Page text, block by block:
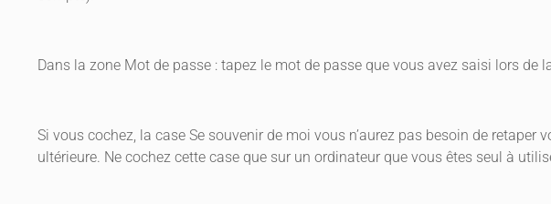
Dans la zone Mot de passe : tapez le mot de passe que vous avez saisi lors de
Si vous cochez, la case Se souvenir de moi vous n’aurez pas besoin de retaper
ultérieure. Ne cochez cette case que sur un ordinateur que vous êtes seul à